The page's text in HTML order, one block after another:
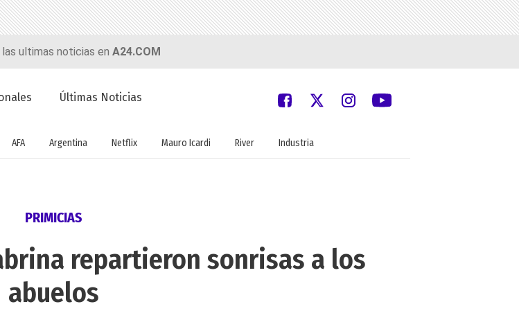
las ultimas noticias en A24.COM
Últimas Noticias
AFA Argentina Netflix Mauro Icardi River Industria
PRIMICIAS
repartieron sonrisas a los
abuelos